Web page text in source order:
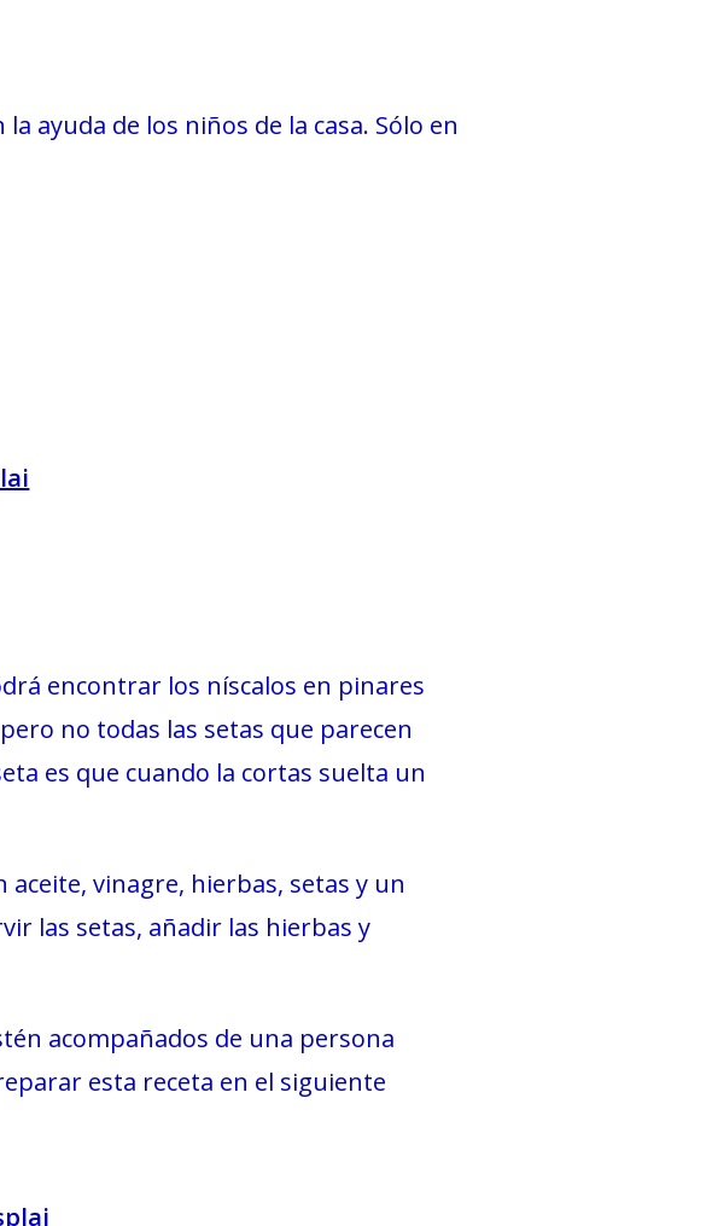
ayuda de los niños de la casa. Sólo en
encontrar los níscalos en pinares
no todas las setas que parecen
es que cuando la cortas suelta un
aceite, vinagre, hierbas, setas y un
las setas, añadir las hierbas y
acompañados de una persona
esta receta en el siguiente